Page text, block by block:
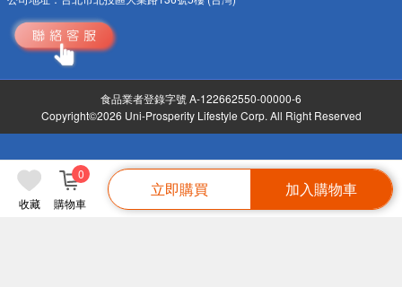
收藏 購物車
0
立即購買 加入購物車
食品業者登錄字號 A-122662550-00000-6
Copyright©2026 Uni-Prosperity Lifestyle Corp. All Right Reserved